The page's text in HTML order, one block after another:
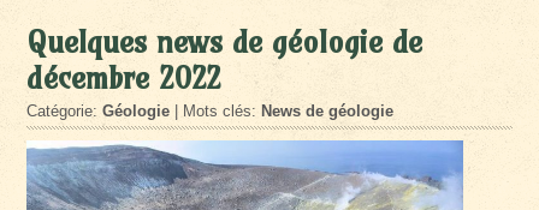
Quelques news de géologie de
décembre 2022
Catégorie:Géologie | Mots clés: News de géologie